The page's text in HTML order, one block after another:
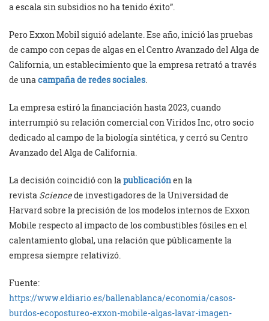
a escala sin subsidios no ha tenido éxito”.
Pero Exxon Mobil siguió adelante. Ese año, inició las pruebas
de campo con cepas de algas en el Centro Avanzado del Alga de
California, un establecimiento que la empresa retrató a través
de unacampaña de redes sociales.
La empresa estiró la financiación hasta 2023, cuando
interrumpió su relación comercial con Viridos Inc, otro socio
dedicado al campo de la biología sintética, y cerró su Centro
Avanzado del Alga de California.
La decisión coincidió con lapublicaciónen la
revista Sciencede investigadores de la Universidad de
Harvard sobre la precisión de los modelos internos de Exxon
Mobile respecto al impacto de los combustibles fósiles en el
calentamiento global, una relación que públicamente la
empresa siempre relativizó.
Fuente:
https://www.eldiario.es/ballenablanca/economia/casos-
burdos-ecopostureo-exxon-mobile-algas-lavar-imagen-